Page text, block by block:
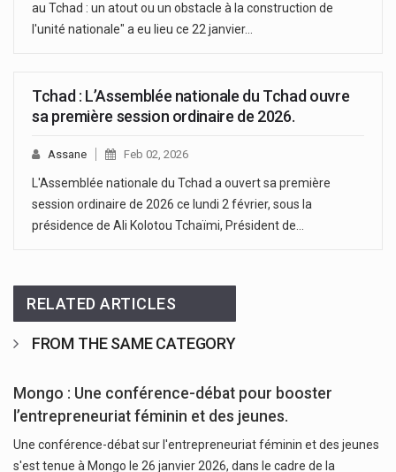
au Tchad : un atout ou un obstacle à la construction de
l'unité nationale" a eu lieu ce 22 janvier…
Tchad : L’Assemblée nationale du Tchad ouvre
sa première session ordinaire de 2026.
Assane Feb 02, 2026
L'Assemblée nationale du Tchad a ouvert sa première
session ordinaire de 2026 ce lundi 2 février, sous la
présidence de Ali Kolotou Tchaïmi, Président de…
RELATED ARTICLES
FROM THE SAME CATEGORY
Mongo : Une conférence-débat pour booster
l’entrepreneuriat féminin et des jeunes.
Une conférence-débat sur l'entrepreneuriat féminin et des jeunes
s'est tenue à Mongo le 26 janvier 2026, dans le cadre de la